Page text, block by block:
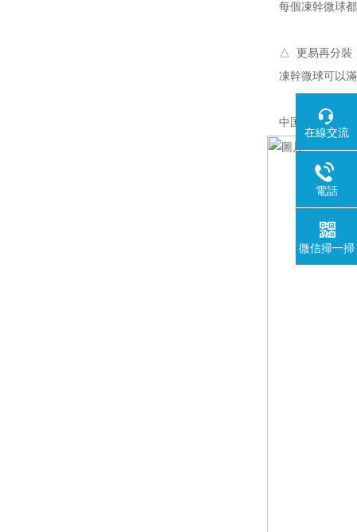
每個凍幹微球
△ 更易再分裝
凍幹微球可以
中国X站安装微
在線交流
電話
微信掃一掃